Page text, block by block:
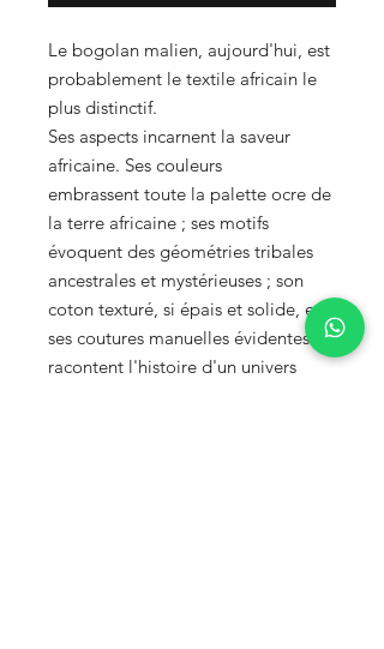
Le bogolan malien, aujourd'hui, est
probablement le textile africain le
plus distinctif.
Ses aspects incarnent la saveur
africaine. Ses couleurs
embrassent toute la palette ocre de
la terre africaine ; ses motifs
évoquent des géométries tribales
ancestrales et mystérieuses ; son
coton texturé, si épais et solide, et
ses coutures manuelles évidentes
racontent l'histoire d'un univers